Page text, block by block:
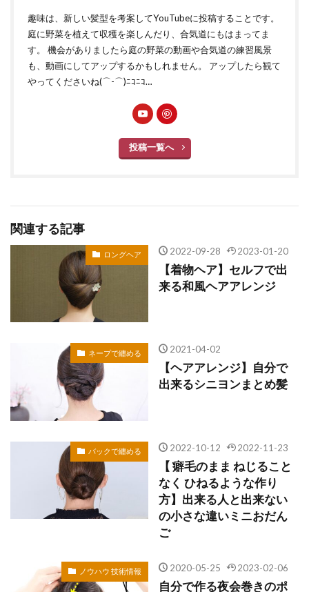
趣味は、新しい髪型を考案してYouTubeに投稿することです。
庭に野菜を植えて収穫を楽しんだり、合気道にもはまってま
す。 機会がありましたら庭の野菜の動画や合気道の練習風景
も、動画にしてアップするかもしれません。 アップしたら観て
やってくださいね(⌒-⌒)ﾆｺﾆｺ…
投稿一覧へ
関連する記事
ロングヘア 2022-09-28 2023-01-20
【着物ヘア】セルフで出
来る和風ヘアアレンジ
ネープで纏める 2021-04-02
【ヘアアレンジ】自分で
出来るシニヨンまとめ髪
バックで纏める 2022-10-12 2022-11-23
【 癖毛のまま ねじること
なく ひねるような作り
方】出来る人と出来ない
の小さな違いミニおだん
ご
ノウハウ 技術情報 2020-05-25 2023-02-06
自分で作る夜会巻きのポ